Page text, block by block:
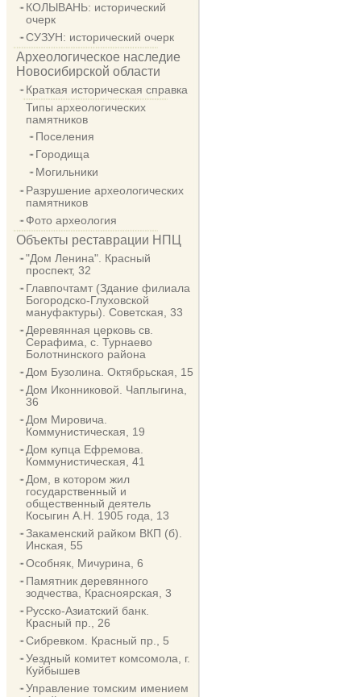
КОЛЫВАНЬ: исторический
очерк
СУЗУН: исторический очерк
Археологическое наследие
Новосибирской области
Краткая историческая справка
Типы археологических
памятников
Поселения
Городища
Могильники
Разрушение археологических
памятников
Фото археология
Объекты реставрации НПЦ
"Дом Ленина". Красный
проспект, 32
Главпочтамт (Здание филиала
Богородско-Глуховской
мануфактуры). Советская, 33
Деревянная церковь св.
Серафима, с. Турнаево
Болотнинского района
Дом Бузолина. Октябрьская, 15
Дом Иконниковой. Чаплыгина,
36
Дом Мировича.
Коммунистическая, 19
Дом купца Ефремова.
Коммунистическая, 41
Дом, в котором жил
государственный и
общественный деятель
Косыгин А.Н. 1905 года, 13
Закаменский райком ВКП (б).
Инская, 55
Особняк, Мичурина, 6
Памятник деревянного
зодчества, Красноярская, 3
Русско-Азиатский банк.
Красный пр., 26
Сибревком. Красный пр., 5
Уездный комитет комсомола, г.
Куйбышев
Управление томским имением